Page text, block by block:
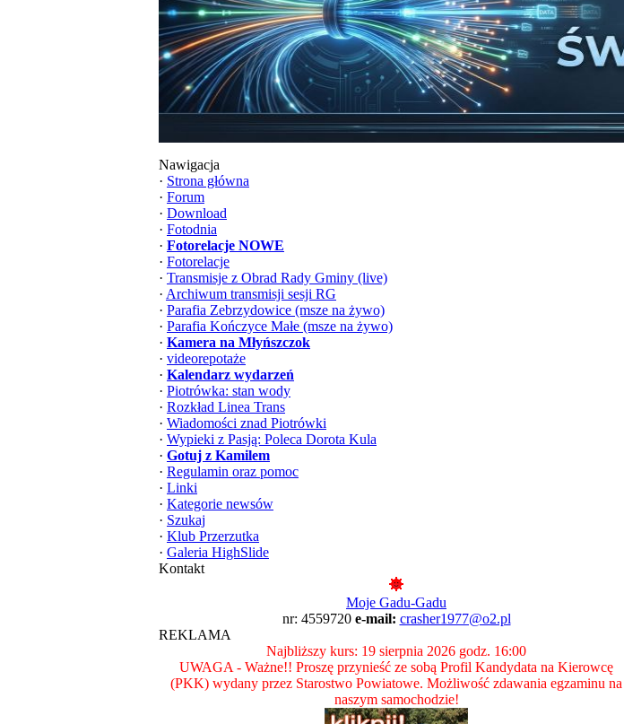
Nawigacja
· Strona główna
· Forum
· Download
· Fotodnia
· Fotorelacje NOWE
· Fotorelacje
· Transmisje z Obrad Rady Gminy (live)
· Archiwum transmisji sesji RG
· Parafia Zebrzydowice (msze na żywo)
· Parafia Kończyce Małe (msze na żywo)
· Kamera na Młyńszczok
· videorepotaże
· Kalendarz wydarzeń
· Piotrówka: stan wody
· Rozkład Linea Trans
· Wiadomości znad Piotrówki
· Wypieki z Pasją: Poleca Dorota Kula
· Gotuj z Kamilem
· Regulamin oraz pomoc
· Linki
· Kategorie newsów
· Szukaj
· Klub Przerzutka
· Galeria HighSlide
Kontakt
Moje Gadu-Gadu
nr: 4559720 e-mail: crasher1977@o2.pl
REKLAMA
Najbliższy kurs: 19 sierpnia 2026 godz. 16:00
UWAGA - Ważne!! Proszę przynieść ze sobą Profil Kandydata na Kierowcę
(PKK) wydany przez Starostwo Powiatowe. Możliwość zdawania egzaminu na
naszym samochodzie!